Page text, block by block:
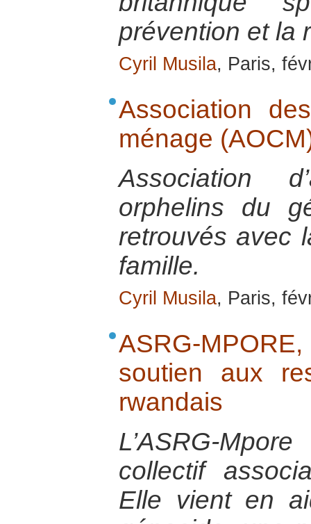
prévention et la
Cyril Musila, Paris,
Association
ménage
Association
orphelins du
retrouvés avec
famille.
Cyril Musila, Paris,
ASRG-
soutien aux
rwandais
L’ASRG-
collectif
Elle vient en